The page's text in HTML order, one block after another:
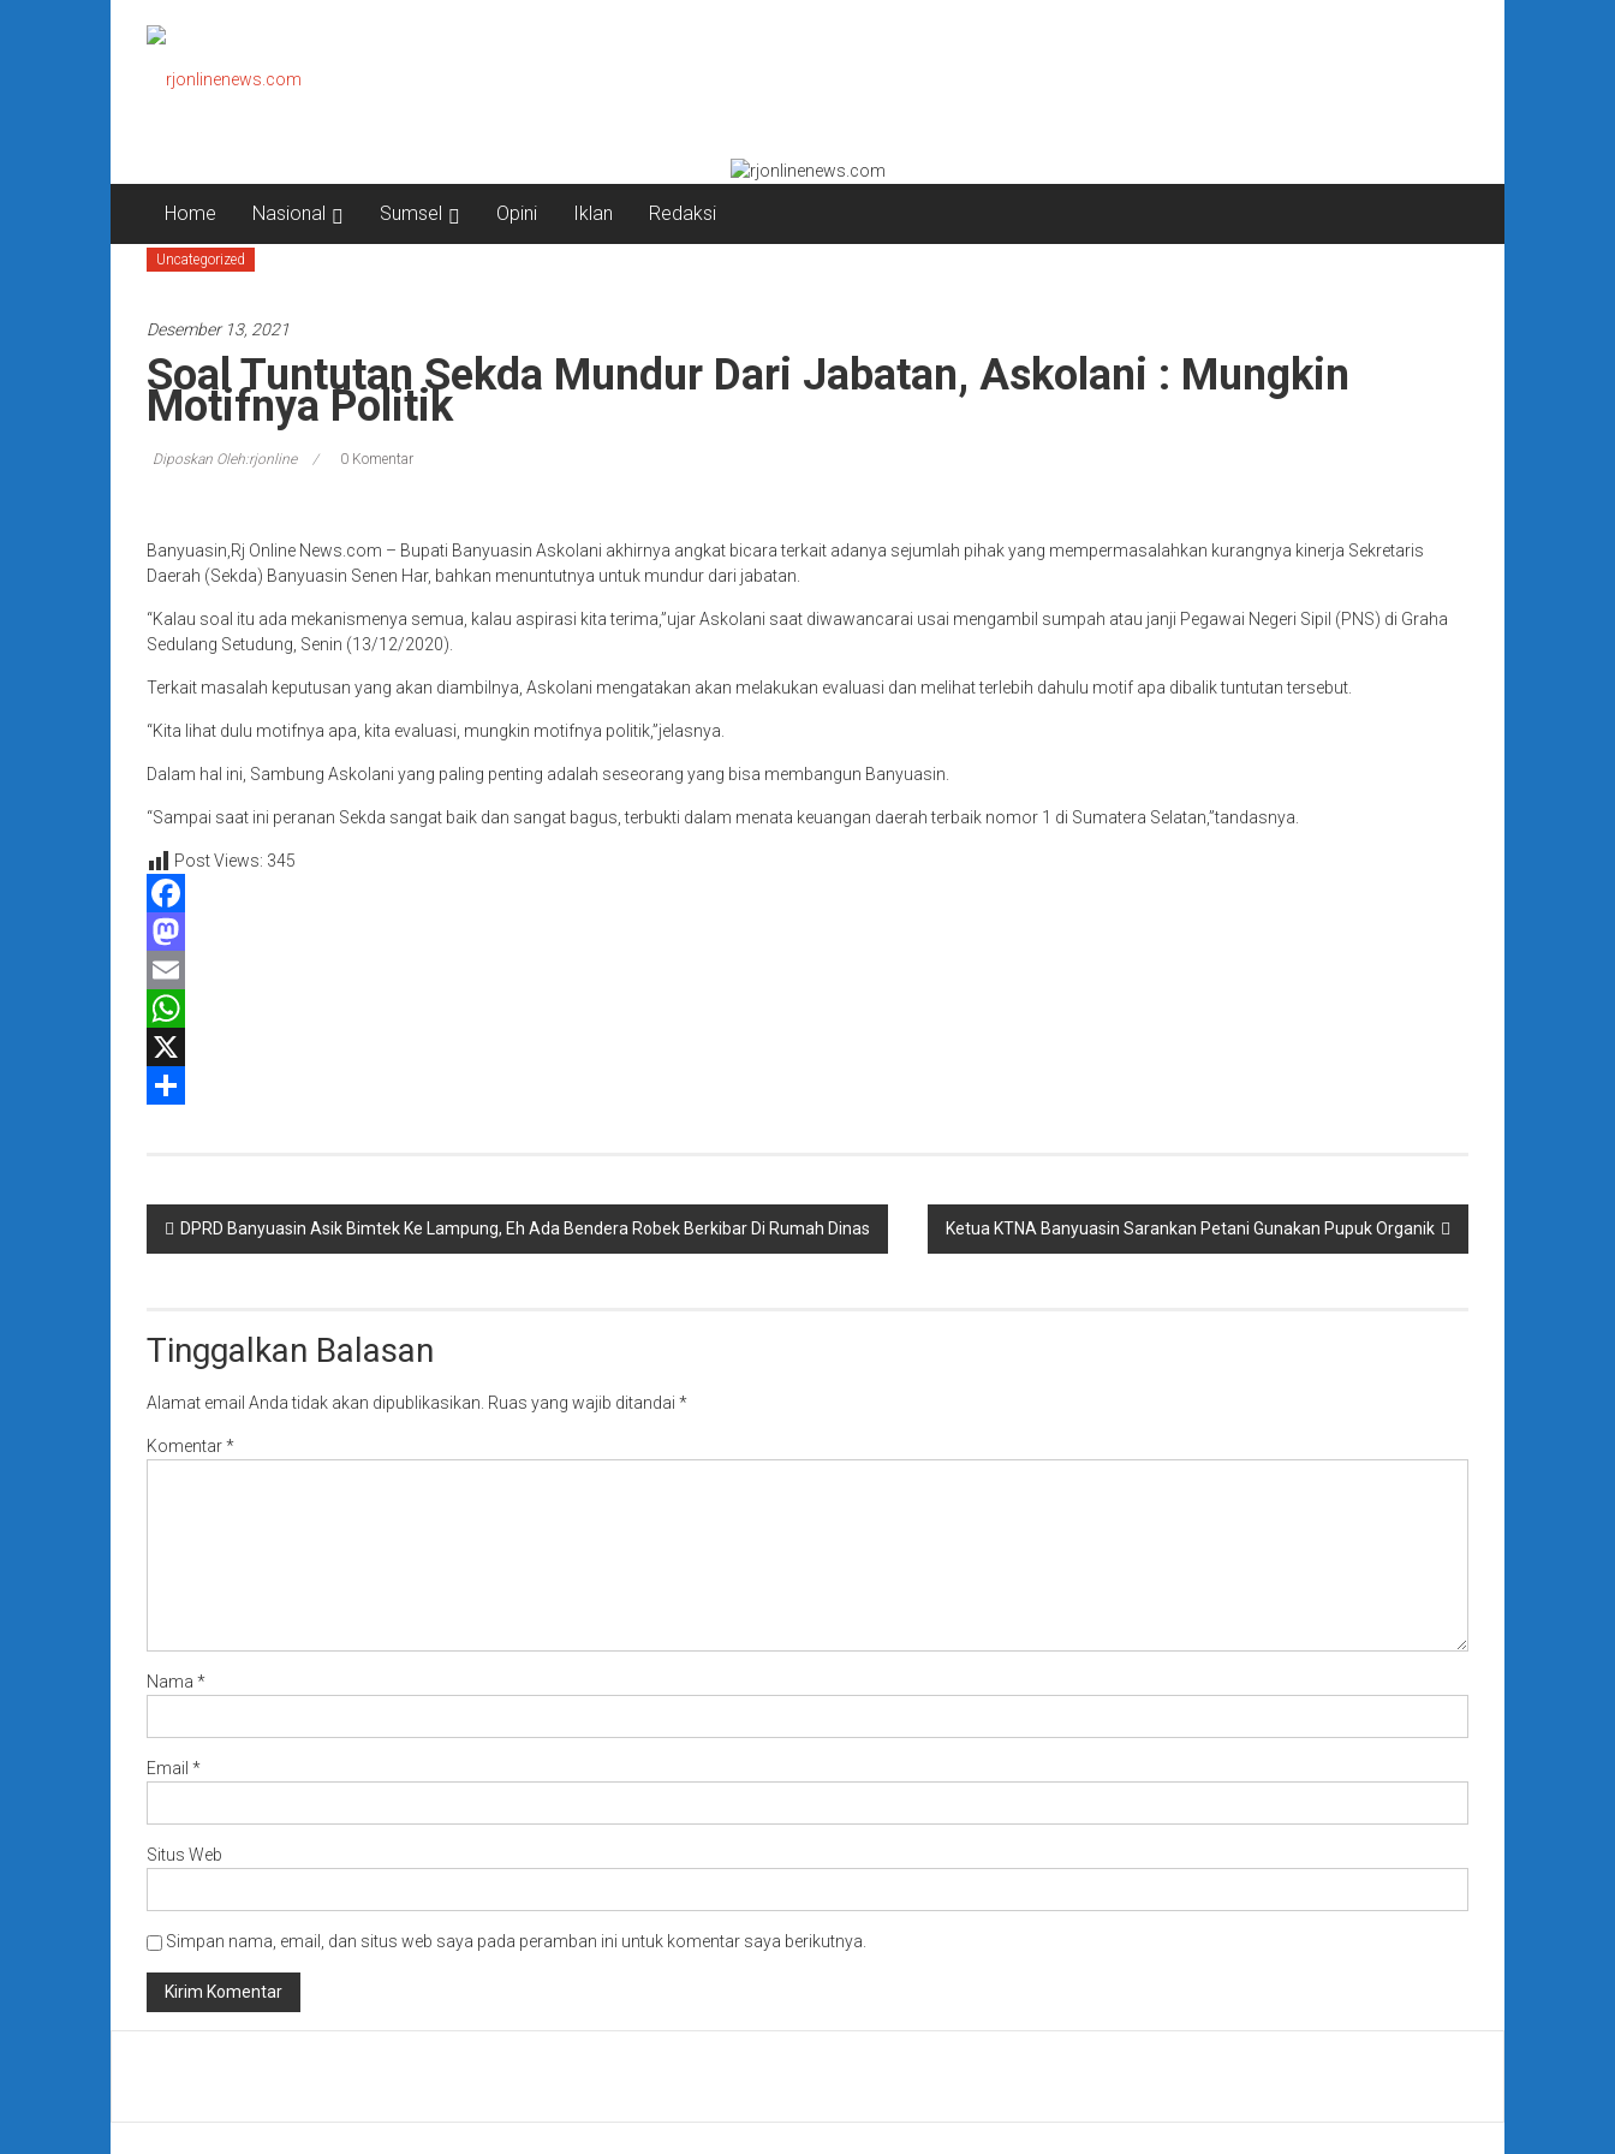
rjonlinenews.com
Faktual
Home
Nasional Sumsel Opini Iklan Redaksi
Uncategorized
Desember 13, 2021
Soal Tuntutan Sekda Mundur Dari Jabatan, Askolani : Mungkin
Motifnya Politik
Diposkan Oleh:rjonline 0 Komentar
Banyuasin,Rj Online News.com – Bupati Banyuasin Askolani akhirnya angkat bicara terkait adanya sejumlah pihak yang mempermasalahkan kurangnya kinerja Sekretaris
Daerah (Sekda) Banyuasin Senen Har, bahkan menuntutnya untuk mundur dari jabatan.
“Kalau soal itu ada mekanismenya semua, kalau aspirasi kita terima,”ujar Askolani saat diwawancarai usai mengambil sumpah atau janji Pegawai Negeri Sipil (PNS) di Graha
Sedulang Setudung, Senin (13/12/2020).
Terkait masalah keputusan yang akan diambilnya, Askolani mengatakan akan melakukan evaluasi dan melihat terlebih dahulu motif apa dibalik tuntutan tersebut.
“Kita lihat dulu motifnya apa, kita evaluasi, mungkin motifnya politik,”jelasnya.
Dalam hal ini, Sambung Askolani yang paling penting adalah seseorang yang bisa membangun Banyuasin.
“Sampai saat ini peranan Sekda sangat baik dan sangat bagus, terbukti dalam menata keuangan daerah terbaik nomor 1 di Sumatera Selatan,”tandasnya.
Post Views: 345
Facebook
Mastodon
Email
WhatsApp
X
Navigasi
DPRD Banyuasin Asik Bimtek Ke Lampung, Eh Ada Bendera Robek Berkibar Di Rumah Dinas Ketua KTNA Banyuasin Sarankan Petani Gunakan Pupuk Organik
Tinggalkan Balasan
Alamat email Anda tidak akan dipublikasikan. Ruas yang wajib ditandai *
Komentar*
Nama *
Email *
Situs Web
Simpan nama, email, dan situs web saya pada peramban ini untuk komentar saya berikutnya.